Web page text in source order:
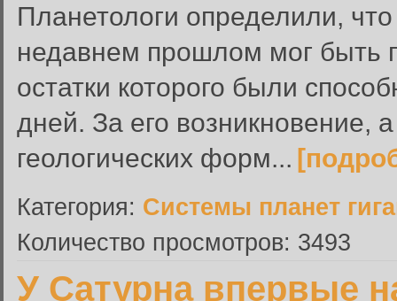
Планетологи определили,
недавнем прошлом мог быть
остатки которого были
дней. За его возникновение,
геологических форм...
Категория: Системы планет
Количество просмотров: 3493
У Сатурна впервые